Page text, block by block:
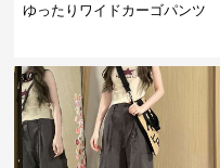
ゆったりワイドカーゴパンツ